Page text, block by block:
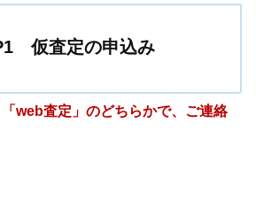
仮査定の申込み
web査定」のどちらかで、ご連絡